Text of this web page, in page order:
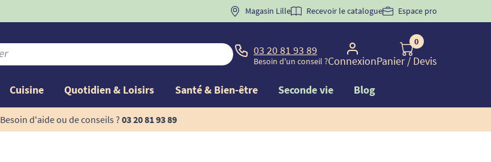
BIENVENUE" pourla 1ère commande d'incontinence
Magasin Lille Recevoir le catalogue Espace pro
03 20 81 93 89
Besoin d'un conseil ?Connexion
0
Panier/ Devis
Cuisine Quotidien & Loisirs Santé & Bien-être Seconde vie Blog
Besoin d'aide ou de conseils ? 03 20 81 93 89